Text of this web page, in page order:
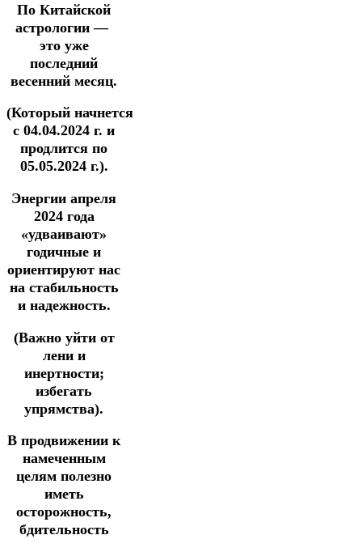
По Китайской
астрологии —
это уже
последний
весенний месяц.
(Который начнется
с 04.04.2024 г. и
продлится по
05.05.2024 г.).
Энергии апреля
2024 года
«удваивают»
годичные и
ориентируют нас
на стабильность
и надежность.
(Важно уйти от
лени и
инертности;
избегать
упрямства).
В продвижении к
намеченным
целям полезно
иметь
осторожность,
бдительность